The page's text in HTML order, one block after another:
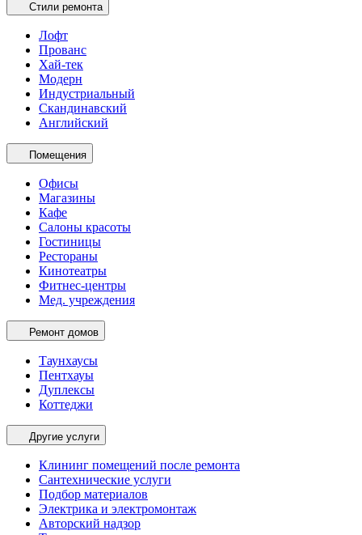
Стили ремонта
Лофт
Прованс
Хай-тек
Модерн
Индустриальный
Скандинавский
Английский
Помещения
Офисы
Магазины
Кафе
Салоны красоты
Гостиницы
Рестораны
Кинотеатры
Фитнес-центры
Мед. учреждения
Ремонт домов
Таунхаусы
Пентхауы
Дуплексы
Коттеджи
Другие услуги
Клининг помещений после ремонта
Сантехнические услуги
Подбор материалов
Электрика и электромонтаж
Авторский надзор